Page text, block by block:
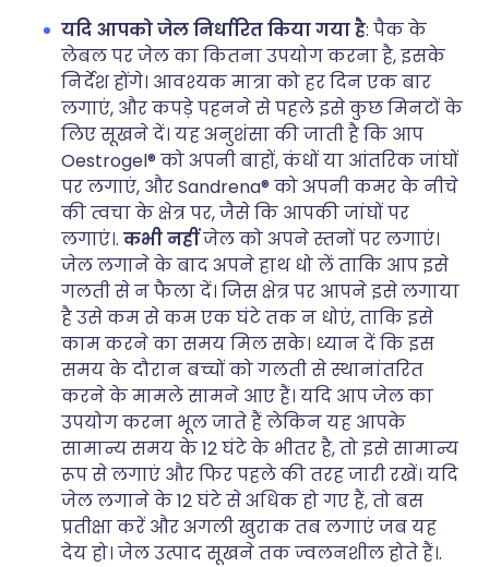
यदि आपको जेल निर्धारित किया गया है: पैक के
लेबल पर जेल का कितना उपयोग करना है, इसके
निर्देश होंगे। आवश्यक मात्रा को हर दिन एक बार
लगाएं, और कपड़े पहनने से पहले इसे कुछ मिनटों के
लिए सूखने दें। यह अनुशंसा की जाती है कि आप
Oestrogel® को अपनी बाहों, कंधों या आंतरिक जांघों
पर लगाएं, और Sandrena® को अपनी कमर के नीचे
की त्वचा के क्षेत्र पर, जैसे कि आपकी जांघों पर
लगाएं।. कभी नहींजेल को अपने स्तनों पर लगाएं।
जेल लगाने के बाद अपने हाथ धो लें ताकि आप इसे
गलती से न फैला दें। जिस क्षेत्र पर आपने इसे लगाया
है उसे कम से कम एक घंटे तक न धोएं, ताकि इसे
काम करने का समय मिल सके। ध्यान दें कि इस
समय के दौरान बच्चों को गलती से स्थानांतरित
करने के मामले सामने आए हैं। यदि आप जेल का
उपयोग करना भूल जाते हैं लेकिन यह आपके
सामान्य समय के 12 घंटे के भीतर है, तो इसे सामान्य
रूप से लगाएं और फिर पहले की तरह जारी रखें। यदि
जेल लगाने के 12 घंटे से अधिक हो गए हैं, तो बस
प्रतीक्षा करें और अगली खुराक तब लगाएं जब यह
देय हो। जेल उत्पाद सूखने तक ज्वलनशील होते हैं।.